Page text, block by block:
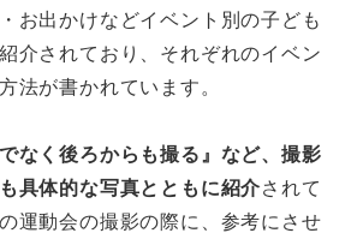
お出かけなどイベント別の子ども
介されており、それぞれのイベン
法が書かれています。
なく後ろからも撮る』など、撮影
具体的な写真とともに紹介されて
運動会の撮影の際に、参考にさせ